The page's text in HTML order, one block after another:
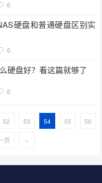
0
硬盘和普通硬盘区别实
0
硬盘好？看这篇就够了
0
52 53 54 55 56
页 ››